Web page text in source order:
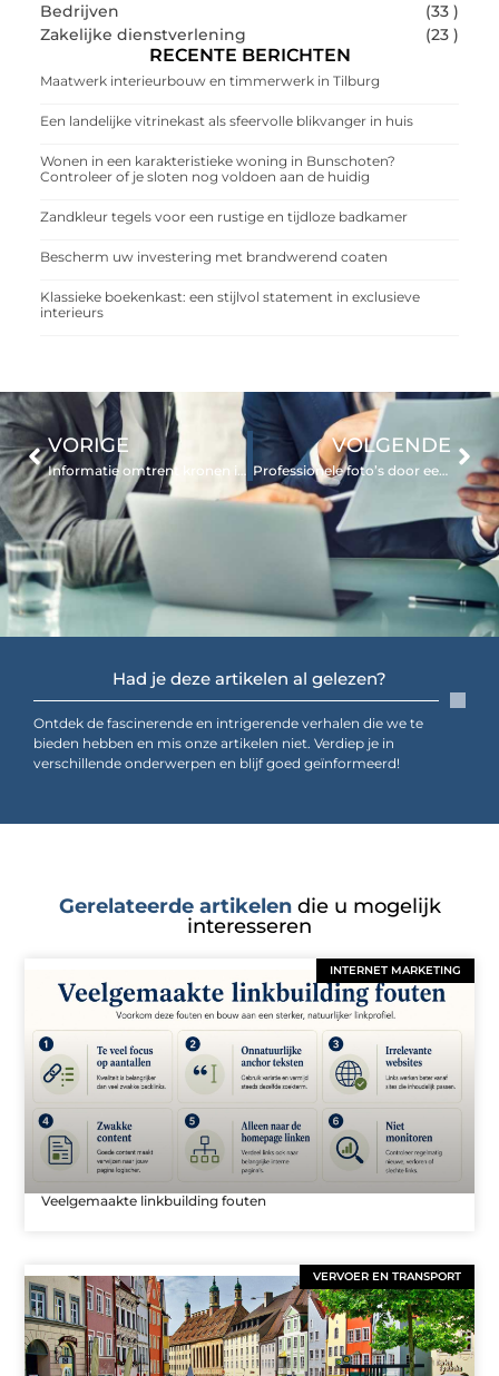
Bedrijven
(33 )
Zakelijke dienstverlening
(23 )
RECENTE BERICHTEN
Maatwerk interieurbouw en timmerwerk in Tilburg
Een landelijke vitrinekast als sfeervolle blikvanger in huis
Wonen in een karakteristieke woning in Bunschoten?
Controleer of je sloten nog voldoen aan de huidig
Zandkleur tegels voor een rustige en tijdloze badkamer
Bescherm uw investering met brandwerend coaten
Klassieke boekenkast: een stijlvol statement in exclusieve
interieurs
Had je deze artikelen al gelezen?
Ontdek de fascinerende en intrigerende verhalen die we te
bieden hebben en mis onze artikelen niet. Verdiep je in
verschillende onderwerpen en blijf goed geïnformeerd!
VORIGE
Informatie omtrent kronen in Turkije
VOLGENDE
Professionele foto’s door een fotograaf in Zeist
Gerelateerde artikelendie u mogelijk
interesseren
INTERNET MARKETING
Veelgemaakte linkbuilding fouten
VERVOER EN TRANSPORT